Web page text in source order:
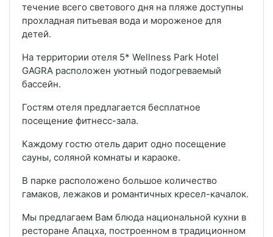
течение всего светового дня на пляже доступны
прохладная питьевая вода и мороженое для
детей.
На территории отеля 5* Wellness Park Hotel
GAGRA расположен уютный подогреваемый
бассейн.
Гостям отеля предлагается бесплатное
посещение фитнесс-зала.
Каждому гостю отель дарит одно посещение
сауны, соляной комнаты и караоке.
В парке расположено большое количество
гамаков, лежаков и романтичных кресел-качалок.
Мы предлагаем Вам блюда национальной кухни в
ресторане Апацха, построенном в традиционном